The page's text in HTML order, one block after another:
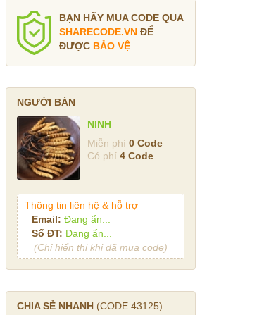
BẠN HÃY MUA CODE QUA
SHARECODE.VN ĐỂ
ĐƯỢC BẢO VỆ
NGƯỜI BÁN
NINH
Miễn phí 0 Code
Có phí 4 Code
Thông tin liên hệ & hỗ trợ
Email: Đang ẩn...
Số ĐT: Đang ẩn...
(Chỉ hiển thị khi đã mua code)
CHIA SẺ NHANH (CODE 43125)